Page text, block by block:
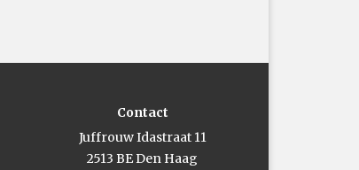
Contact
Juffrouw Idastraat 11
2513 BE Den Haag